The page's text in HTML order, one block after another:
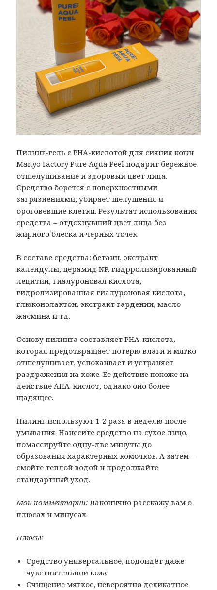
Пилинг-гель с PHA-кислотой для сияния кожи
Manyo Factory Pure Aqua Peel подарит бережное
отшелушивание и здоровый цвет лица.
Средство борется с поверхностными
загрязнениями, убирает шелушения и
ороговевшие клетки. Результат использования
средства – отдохнувший цвет лица без
жирного блеска и черных точек.
В составе средства: бетаин, экстракт
календулы, церамид NP, гидрролизированный
лецитин, гиалуроновая кислота,
гидролизированная гиалуроновая кислота,
глюконолактон, экстракт гардении, масло
жасмина и тд.
Основу пилинга составляет PHA-кислота,
которая предотвращает потерю влаги и мягко
отшелушивает, успокаивает и устраняет
раздражения на коже. Ее действие похоже на
действие AHA-кислот, однако оно более
щадящее.
Пилинг используют 1-2 раза в неделю после
умывания. Нанесите средство на сухое лицо,
помассируйте одну-две минуты до
образования характерных комочков. А затем –
смойте теплой водой и продолжайте
стандартный уход.
Мои комментарии: Лаконично расскажу вам о
плюсах и минусах.
Плюсы:
Средство универсальное, подойдёт даже
чувствительной коже
Очищение мягкое, невероятно деликатное